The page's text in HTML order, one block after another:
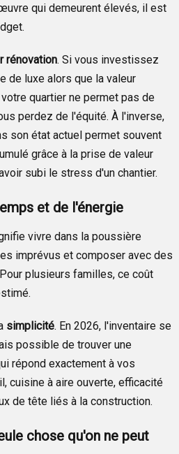
qui demeurent élevés, il est
rénovation. Si vous investissez
de luxe alors que la valeur
quartier ne permet pas de
perdez de l'équité. À l'inverse,
son état actuel permet souvent
grâce à la prise de valeur
subi le stress d'un chantier.
et de l'énergie
vivre dans la poussière
imprévus et composer avec des
plusieurs familles, ce coût
simplicité. En 2026, l'inventaire se
possible de trouver une
répond exactement à vos
cuisine à aire ouverte, efficacité
de tête liés à la construction.
chose qu'on ne peut